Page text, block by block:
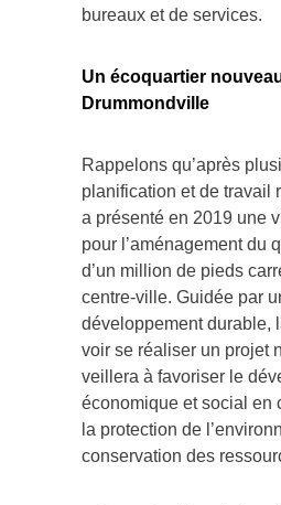
Drummondville
planification et de travail
a présenté en 2019 une
pour l’aménagement du
d’un million de pieds
centre-ville. Guidée par
développement durable,
voir se réaliser un projet
veillera à favoriser le
économique et social en
la protection de
conservation des